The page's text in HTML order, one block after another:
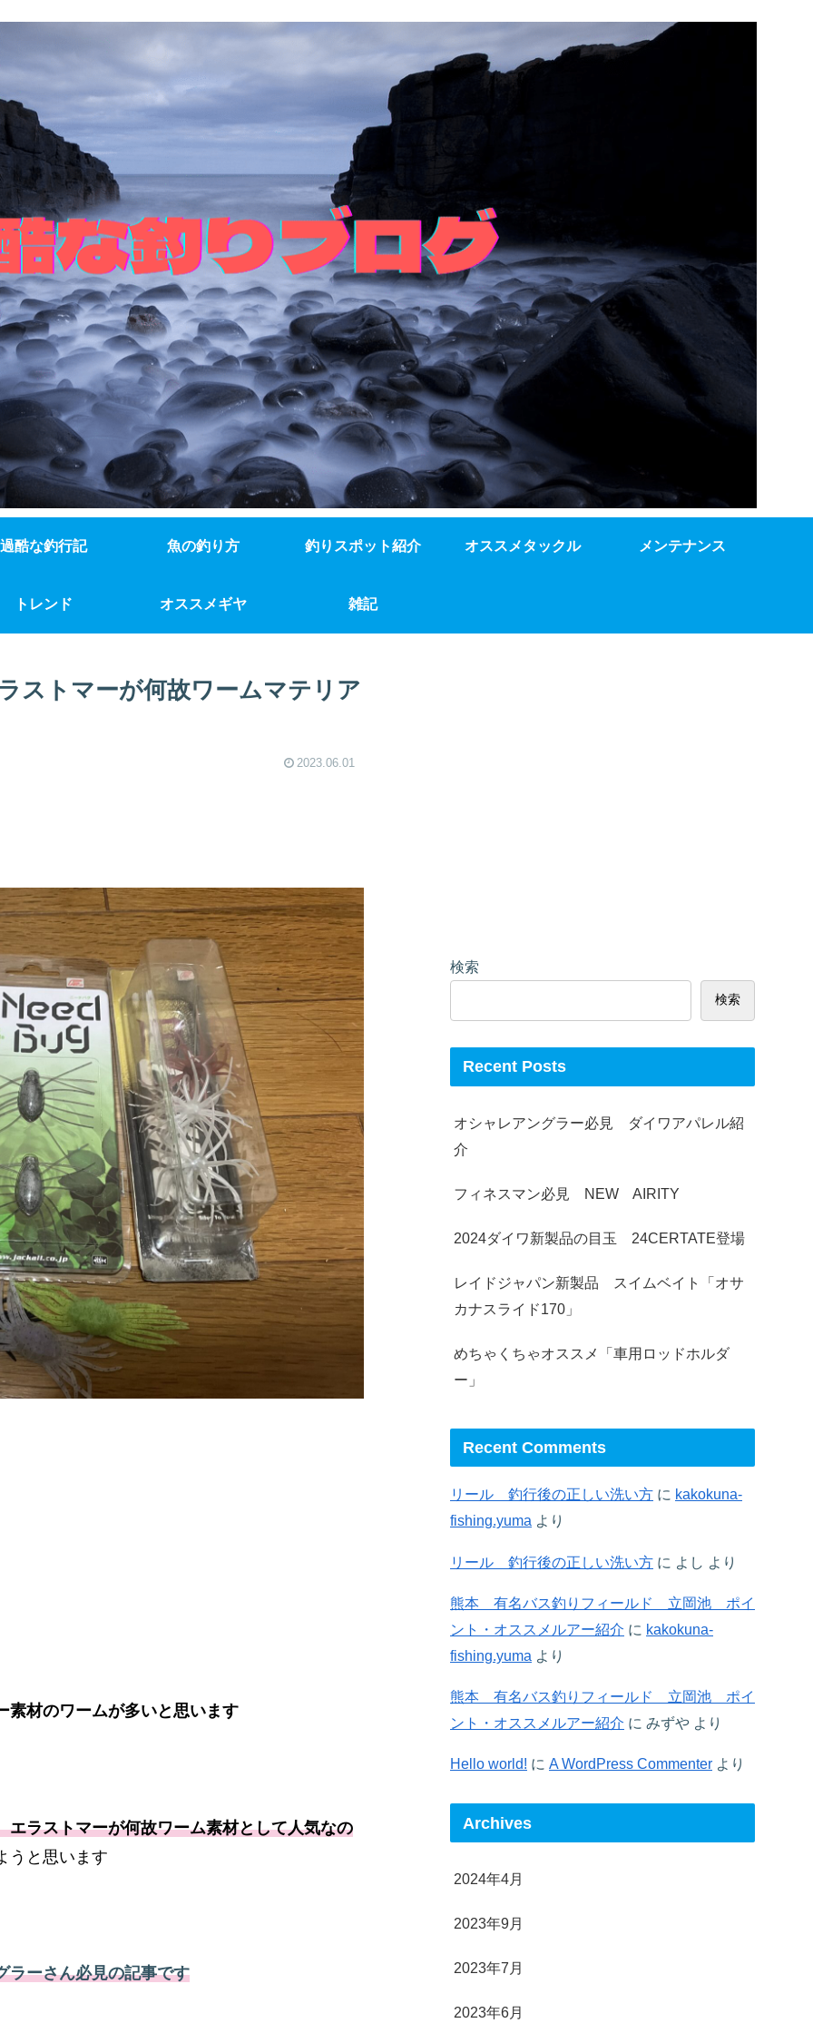
過酷な釣行記 魚の釣り方 釣りスポット紹介 オススメタックル メンテナンス
トレンド オススメギヤ 雑記
トマーが何故ワームマテリア
2023.06.01
素材のワームが多いと思います
エラストマーが何故ワーム素材として人気なの
うと思います
ラーさん必見の記事です
検索
検索
Recent Posts
オシャレアングラー必見 ダイワアパレル紹
介
フィネスマン必見 NEW AIRITY
2024ダイワ新製品の目玉 24CERTATE登場
レイドジャパン新製品 スイムベイト「オサ
カナスライド170」
めちゃくちゃオススメ「車用ロッドホルダ
ー」
Recent Comments
リール 釣行後の正しい洗い方 に kakokuna-
fishing.yuma より
リール 釣行後の正しい洗い方 に よし より
熊本 有名バス釣りフィールド 立岡池 ポイ
ント・オススメルアー紹介 に kakokuna-
fishing.yuma より
熊本 有名バス釣りフィールド 立岡池 ポイ
ント・オススメルアー紹介 に みずや より
Hello world! に A WordPress Commenter より
Archives
2024年4月
2023年9月
2023年7月
2023年6月